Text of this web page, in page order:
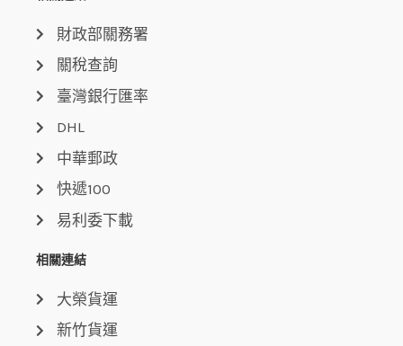
財政部關務署
關稅查詢
臺灣銀行匯率
DHL
中華郵政
快遞100
易利委下載
相關連結
大榮貨運
新竹貨運